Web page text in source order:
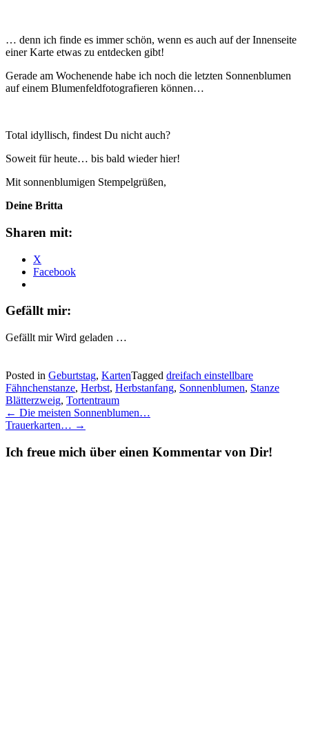
… denn ich finde es immer schön, wenn es auch auf der Innenseite
einer Karte etwas zu entdecken gibt!
Gerade am Wochenende habe ich noch die letzten Sonnenblumen
auf einem Blumenfeldfotografieren können…
Total idyllisch, findest Du nicht auch?
Soweit für heute… bis bald wieder hier!
Mit sonnenblumigen Stempelgrüßen,
Deine Britta
Sharen mit:
X
Facebook
Gefällt mir:
Gefällt mir Wird geladen …
Posted in Geburtstag, KartenTagged dreifach einstellbare
Fähnchenstanze, Herbst, Herbstanfang, Sonnenblumen, Stanze
Blätterzweig, Tortentraum
Post
navigation
← Die meisten Sonnenblumen…
Trauerkarten… →
Ich freue mich über einen Kommentar von Dir!